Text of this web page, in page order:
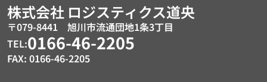
株式会社 ロジスティクス道央
〒079-8441 旭川市流通団地1条3丁目
TEL:0166-46-2205
FAX: 0166-46-2205